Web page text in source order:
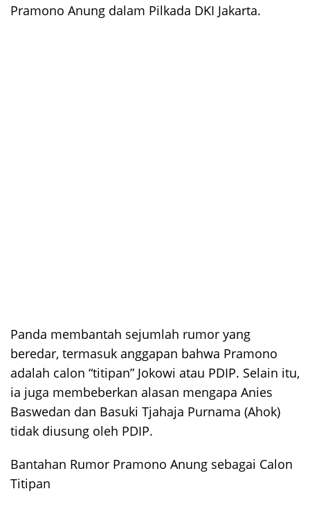
Pramono Anung dalam Pilkada DKI Jakarta.
Panda membantah sejumlah rumor yang
beredar, termasuk anggapan bahwa Pramono
adalah calon “titipan” Jokowi atau PDIP. Selain itu,
ia juga membeberkan alasan mengapa Anies
Baswedan dan Basuki Tjahaja Purnama (Ahok)
tidak diusung oleh PDIP.
Bantahan Rumor Pramono Anung sebagai Calon
Titipan